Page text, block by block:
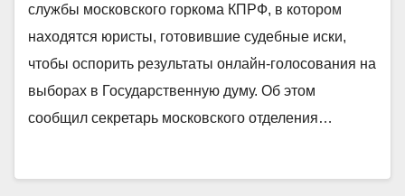
службы московского горкома КПРФ, в котором
находятся юристы, готовившие судебные иски,
чтобы оспорить результаты онлайн-голосования на
выборах в Государственную думу. Об этом
сообщил секретарь московского отделения…